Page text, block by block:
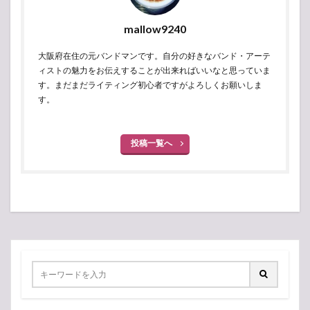
mallow9240
大阪府在住の元バンドマンです。自分の好きなバンド・アーテ
ィストの魅力をお伝えすることが出来ればいいなと思っていま
す。まだまだライティング初心者ですがよろしくお願いしま
す。
投稿一覧へ